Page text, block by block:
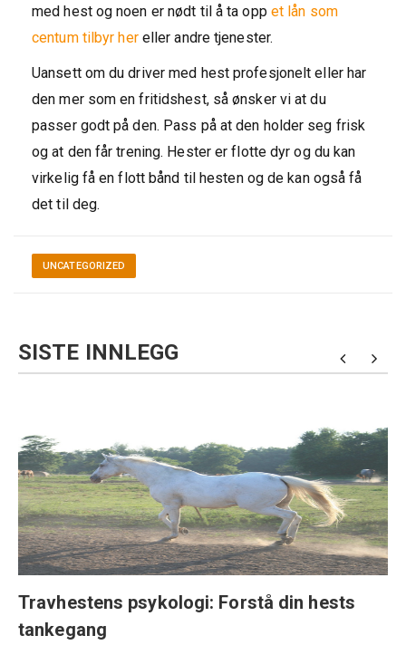
med hest og noen er nødt til å ta opp et lån som
centum tilbyr hereller andre tjenester.
Uansett om du driver med hest profesjonelt eller har
den mer som en fritidshest, så ønsker vi at du
passer godt på den. Pass på at den holder seg frisk
og at den får trening. Hester er flotte dyr og du kan
virkelig få en flott bånd til hesten og de kan også få
det til deg.
UNCATEGORIZED
SISTE INNLEGG
Travhestens psykologi: Forstå din hests
tankegang